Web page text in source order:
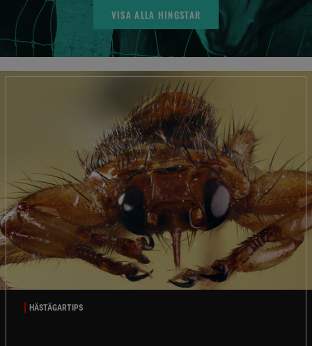
VISA ALLA HINGSTAR
HÄSTÄGARTIPS